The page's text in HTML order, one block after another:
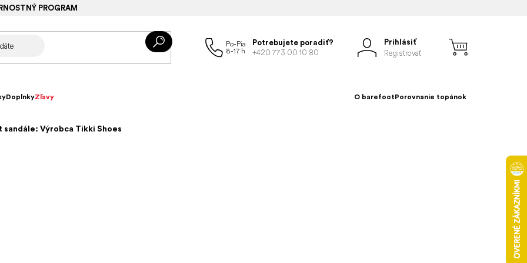
PROGRAM
Potrebujete poradiť?
+420 773 00 10 80
Prihlásiť
Registrovať
DoplnkyZľavy O barefootPorovnanie topánok
sandále: Výrobca Tikki Shoes